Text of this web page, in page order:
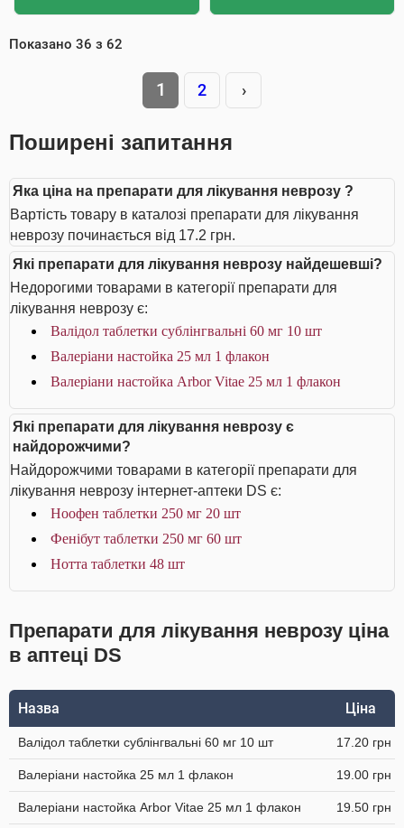
Показано 36 з 62
1 2 ›
Поширені запитання
Яка ціна на препарати для лікування неврозу ?
Вартість товару в каталозі препарати для лікування
неврозу починається від 17.2 грн.
Які препарати для лікування неврозу найдешевші?
Недорогими товарами в категорії препарати для
лікування неврозу є:
Валідол таблетки сублінгвальні 60 мг 10 шт
Валеріани настойка 25 мл 1 флакон
Валеріани настойка Arbor Vitae 25 мл 1 флакон
Які препарати для лікування неврозу є
найдорожчими?
Найдорожчими товарами в категорії препарати для
лікування неврозу інтернет-аптеки DS є:
Ноофен таблетки 250 мг 20 шт
Фенібут таблетки 250 мг 60 шт
Нотта таблетки 48 шт
Препарати для лікування неврозу ціна
в аптеці DS
Назва Ціна
Валідол таблетки сублінгвальні 60 мг 10 шт 17.20 грн
Валеріани настойка 25 мл 1 флакон 19.00 грн
Валеріани настойка Arbor Vitae 25 мл 1 флакон 19.50 грн